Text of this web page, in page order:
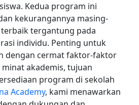
Kedua program ini
kekurangannya masing-
tergantung pada
individu. Penting untuk
dengan cermat faktor-faktor
akademis, tujuan
program di sekolah
Academy, kami menawarkan